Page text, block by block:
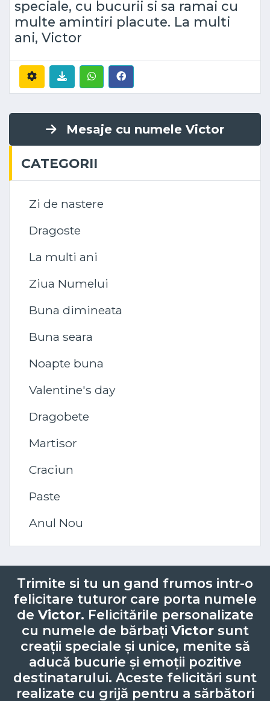
speciale, cu bucurii si sa ramai cu
multe amintiri placute. La multi
ani, Victor
Mesaje cu numele Victor
CATEGORII
Zi de nastere
Dragoste
La multi ani
Ziua Numelui
Buna dimineata
Buna seara
Noapte buna
Valentine's day
Dragobete
Martisor
Craciun
Paste
Anul Nou
Trimite si tu un gand frumos intr-o
felicitare tuturor care porta numele
de Victor. Felicitările personalizate
cu numele de bărbați Victorsunt
creații speciale și unice, menite să
aducă bucurie și emoții pozitive
destinatarului. Aceste felicitări sunt
realizate cu grijă pentru a sărbători